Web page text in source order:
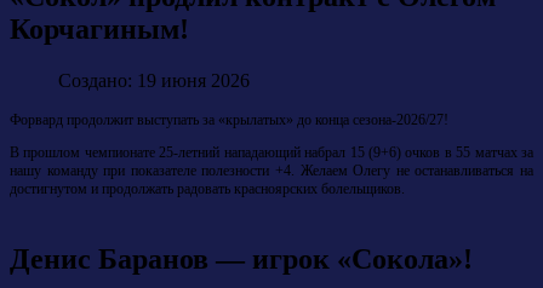
Корчагиным!
Создано: 19 июня 2026
Форвард продолжит выступать за «крылатых» до конца сезона-2026/27!
В прошлом чемпионате 25-летний нападающий набрал 15 (9+6) очков в 55 матчах за
нашу команду при показателе полезности +4. Желаем Олегу не останавливаться на
достигнутом и продолжать радовать красноярских болельщиков.
Денис Баранов — игрок «Сокола»!